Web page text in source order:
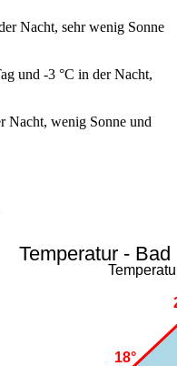
Nacht, sehr wenig Sonne
und -3 °C in der Nacht,
Nacht, wenig Sonne und